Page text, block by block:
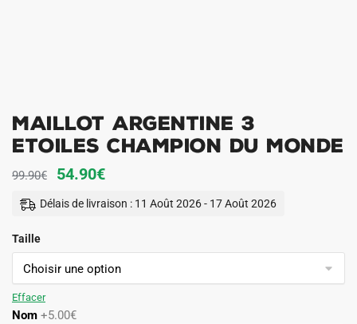
MAILLOT ARGENTINE 3
ETOILES CHAMPION DU MONDE
99.90€
Le
prix
99.90€.
54.90€Le
prix
54.90€.
Délais de livraison : 11 Août 2026 - 17 Août 2026
Taille
Effacer
Nom +5.00€